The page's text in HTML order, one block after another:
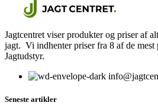
Jagtcentret viser produkter og priser af
jagt. Vi indhenter priser fra 8 af de
Jagtudstyr.
Seneste artikler